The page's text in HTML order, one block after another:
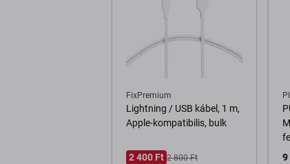
FixPremium
Lightning / USB kábel, 1 m,
Apple-kompatibilis, bulk
2 400 Ft 2 800 Ft
9